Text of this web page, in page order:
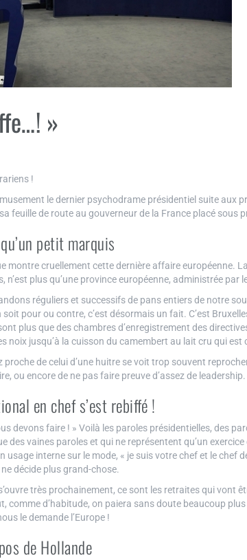
»
!
le dernier psychodrame présidentiel suite aux
feuille de route au gouverneur de la France placé sous
petit marquis
montre cruellement cette dernière affaire européenne.
plus qu’une province européenne, administrée par
réguliers et successifs de pans entiers de notre
pour ou contre, c’est désormais un fait. C’est
plus que des chambres d’enregistrement des
noix jusqu’à la cuisson du camembert au lait cru qui est
de celui d’une huitre se voit trop souvent
ou encore de ne pas faire preuve d’assez de leadership.
en chef s’est rebiffé !
devons faire ! » Voilà les paroles présidentielles, des
des vaines paroles et qui ne représentent qu’un exercice
interne sur le mode, « je suis votre chef et le chef
décide plus grand-chose.
très prochainement, ce sont les retraites qui vont
comme d’habitude, on paiera sans doute beaucoup
le demande l’Europe !
de Hollande